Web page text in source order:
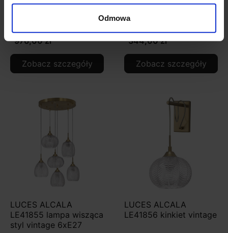
Odmowa
LUCES AHIGAL
976,00 zł
Zobacz szczegóły
LUCES ALCALA
LE41854 lampa wisząca
344,00 zł
Zobacz szczegóły
LUCES ALCALA
LE41855 lampa wisząca
styl vintage 6xE27
LUCES ALCALA
LE41856 kinkiet vintage